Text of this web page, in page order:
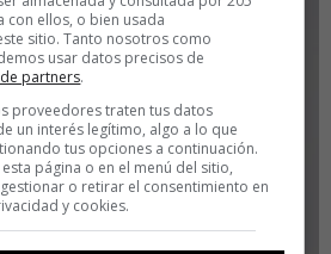
ellos, o bien usada
sitio. Tanto nosotros como
usar datos precisos de
partners.
proveedores traten tus datos
un interés legítimo, algo a lo que
tus opciones a continuación.
página o en el menú del sitio,
o retirar el consentimiento en
y cookies.